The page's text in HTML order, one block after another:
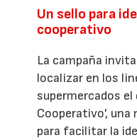
Un sello para
cooperativo
La campaña
localizar en los
supermercados
Cooperativo', una
para facilitar la